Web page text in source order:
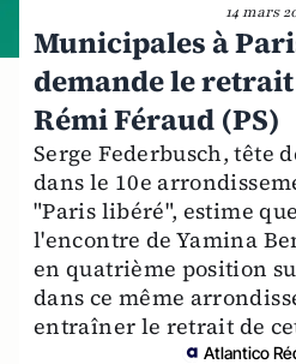
14 mars
Municipales à
demande le
Rémi Féraud (PS)
Serge Federbusch, tête
dans le 10e
"Paris libéré", estime
l'encontre de Yamina
en quatrième position
dans ce même
entraîner le retrait de
Atlantico